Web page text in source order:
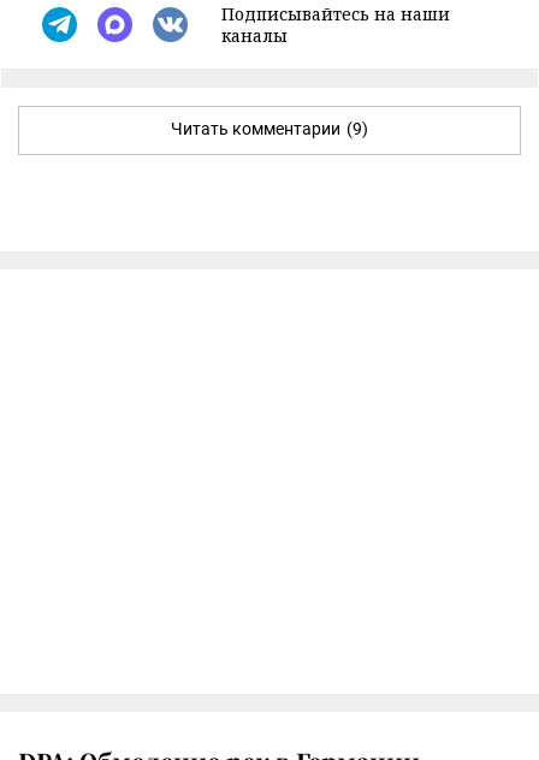
Подписывайтесь на наши
каналы
Читать комментарии (9)